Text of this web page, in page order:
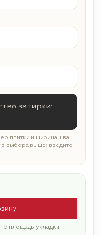
затирки:
плитки и ширина шва
выбора выше; введите
площадь укладки.